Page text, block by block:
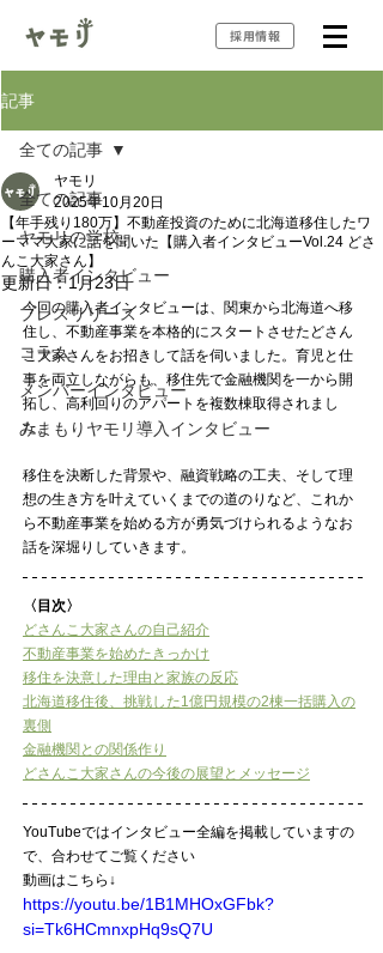
採用情報
記事
全ての記事
ヤモリの学校
購入者インタビュー
プレスリリース
コラム
メンバーインタビュー
みまもりヤモリ導入インタビュー
全ての記事
【年手残り180万】不動産投資のために北海道移住したワ
ーママ大家に話を聞いた【購入者インタビューVol.24 どさ
んこ大家さん】
ヤモリ
2025年10月20日
更新日：1月23日
今回の購入者インタビューは、関東から北海道へ移
住し、不動産事業を本格的にスタートさせたどさん
こ大家さんをお招きして話を伺いました。育児と仕
事を両立しながらも、移住先で金融機関を一から開
拓し、高利回りのアパートを複数棟取得されまし
た。
移住を決断した背景や、融資戦略の工夫、そして理
想の生き方を叶えていくまでの道のりなど、これか
ら不動産事業を始める方が勇気づけられるようなお
話を深堀りしていきます。
〈目次〉
どさんこ大家さんの自己紹介
不動産事業を始めたきっかけ
移住を決意した理由と家族の反応
北海道移住後、挑戦した1億円規模の2棟一括購入の
裏側
金融機関との関係作り
どさんこ大家さんの今後の展望とメッセージ
YouTubeではインタビュー全編を掲載していますの
で、合わせてご覧ください
動画はこちら↓
https://youtu.be/1B1MHOxGFbk?
si=Tk6HCmnxpHq9sQ7U